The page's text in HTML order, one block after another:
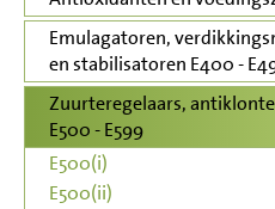
Emulagatoren,
en stabilisatoren E400 -
Zuurteregelaars,
E500 - E599
E500(i)
E500(ii)